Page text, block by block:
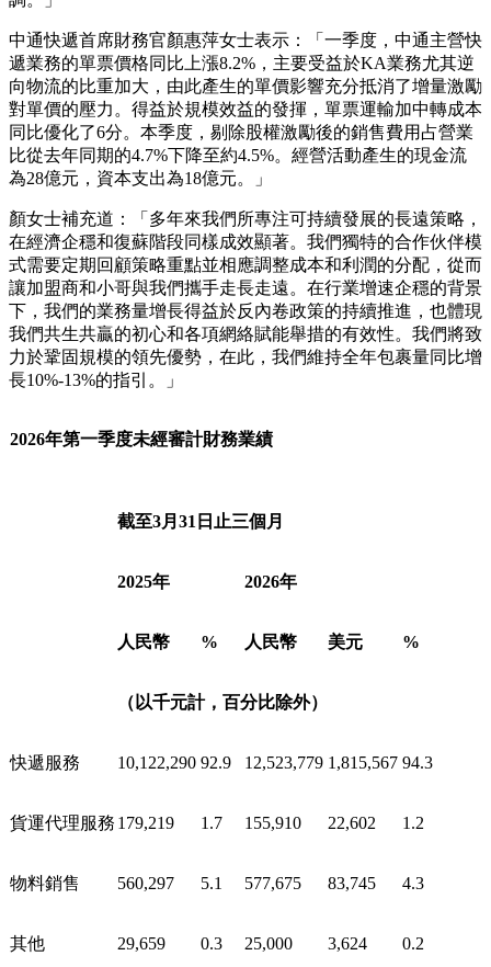
賴先生補充道：「中國快遞行業正受益於反內卷政策的持續影
響。本季度全行業利潤普遍增厚，乃至有利潤增速高於業務量
增速，這充分顯現行業對高質量發展的日益重視。中通的質量
擺在第一位的發展 戰略與監管導向高度契合。我們在持續保持
運營效率行業領先的同時，不斷致力於網絡政策的公平與透
明，這對網絡的長期可持續發展有著重要的意義。『同建共
享』從來不是一句口號，尤其是在我們網絡廣度與深度兼備的
背景下，堅持網絡公平和賦能伙伴發展是我們長期的工作。依
們正在夯實網絡整體戰略目標的統一認知和執行協同的統一步
調。」
中通快遞首席財務官顏惠萍女士表示：「一季度，中通主營快
遞業務的單票價格同比上漲8.2%，主要受益於KA業務尤其逆
向物流的比重加大，由此產生的單價影響充分抵消了增量激勵
對單價的壓力。得益於規模效益的發揮，單票運輸加中轉成本
同比優化了6分。本季度，剔除股權激勵後的銷售費用占營業
讓加盟商和小哥與我們攜手走長走遠。在行業增速企穩的背景
我們共生共贏的初心和各項網絡賦能舉措的有效性。我們將致
截至3月31日止三個月
2025年 2026年
人民幣 % 人民幣 美元 %
（以千元計，百分比除外）